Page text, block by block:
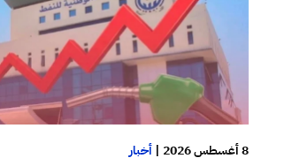
8 أغسطس 2026 | أخبار